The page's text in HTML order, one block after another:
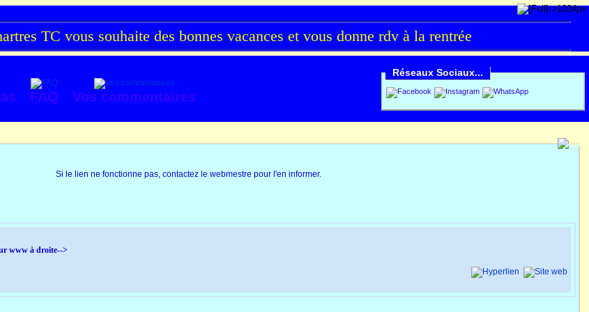
TC vous souhaite des bonnes vacances et vous donne rdv à la rentrée
FAQ Vos commentaires
Réseaux Sociaux...
Si le lien ne fonctionne pas, contactez le webmestre pour l'en informer.
www à droite-->